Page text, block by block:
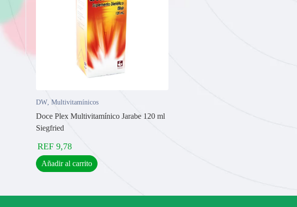
DW, Multivitamínicos
Doce Plex Multivitamínico Jarabe 120 ml
Siegfried
REF 9,78
Añadir al carrito